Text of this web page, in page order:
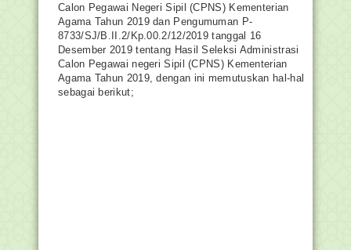
Calon Pegawai Negeri Sipil (CPNS) Kementerian
Agama Tahun 2019 dan Pengumuman P-
8733/SJ/B.II.2/Kp.00.2/12/2019 tanggal 16
Desember 2019 tentang Hasil Seleksi Administrasi
Calon Pegawai negeri Sipil (CPNS) Kementerian
Agama Tahun 2019, dengan ini memutuskan hal-hal
sebagai berikut;